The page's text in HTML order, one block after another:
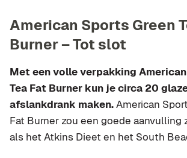
American Sports Green
Burner – Tot slot
Met een volle verpakking
Tea Fat Burner kun je circa 20
afslankdrank maken.American
Fat Burner zou een goede aanvulling
als het Atkins Dieet en het South